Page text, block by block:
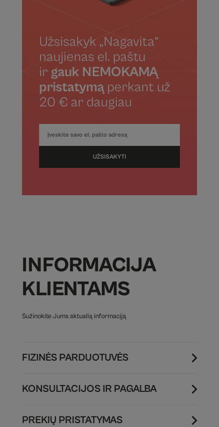
Užsisakyk „Nagavita“
naujienas el. paštu
ir gauk NEMOKAMĄ
pristatymąperkant už
20 € ar daugiau
UŽSISAKYTI
INFORMACIJA
KLIENTAMS
Sužinokite Jums aktualią informaciją
FIZINĖS PARDUOTUVĖS
KONSULTACIJOS IR PAGALBA
PREKIŲ PRISTATYMAS